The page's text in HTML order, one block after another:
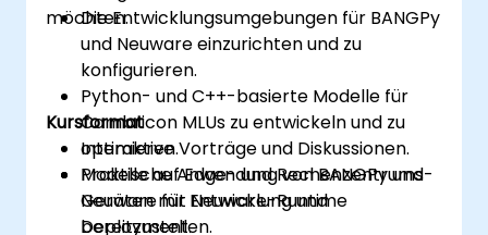
möchten.
Die Entwicklungsumgebungen für BANGPy
und Neuware einzurichten und zu
konfigurieren.
Python- und C++-basierte Modelle für
Cambricon MLUs zu entwickeln und zu
optimieren.
Modelle auf Edge- und Rechenzentrums-
Geräten mit Neuware-Runtime
bereitzustellen.
Kursformat
Interaktive Vorträge und Diskussionen.
Praktische Anwendung von BANGPy und
Neuware für Entwicklung und
Deployment.